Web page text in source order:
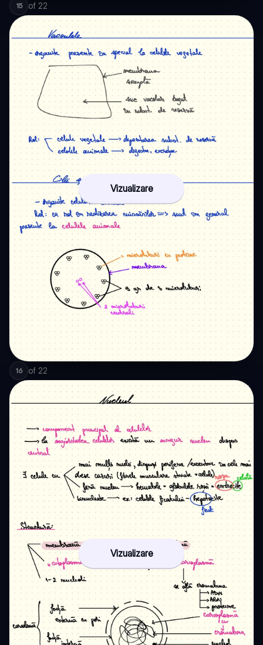
15 of 22
Vizualizare
16 of 22
Vizualizare